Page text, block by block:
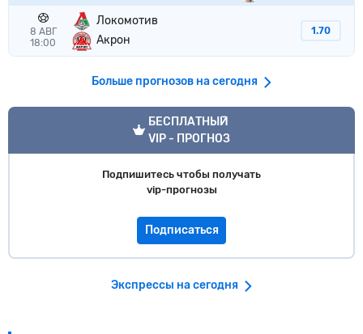
8 АВГ
18:00
Локомотив
Акрон
1.70
Больше прогнозов на сегодня
VIP прогноз
БЕСПЛАТНЫЙ
VIP - ПРОГНОЗ
Подпишитесь чтобы получать
vip-прогнозы
Подписаться
Экспрессы на сегодня